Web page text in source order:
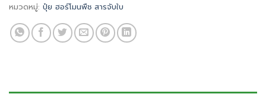
หมวดหมู่: ปุ๋ย ฮอร์โมนพืช สารจับใบ